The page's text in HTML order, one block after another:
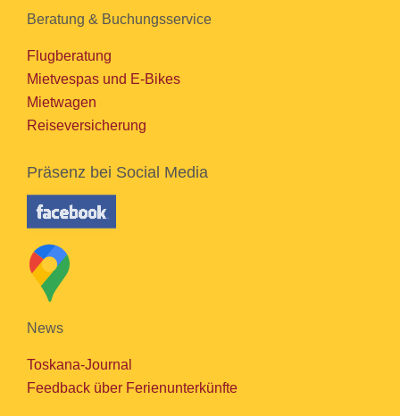
Beratung & Buchungsservice
Flugberatung
Mietvespas und E-Bikes
Mietwagen
Reiseversicherung
Präsenz bei Social Media
News
Toskana-Journal
Feedback über Ferienunterkünfte